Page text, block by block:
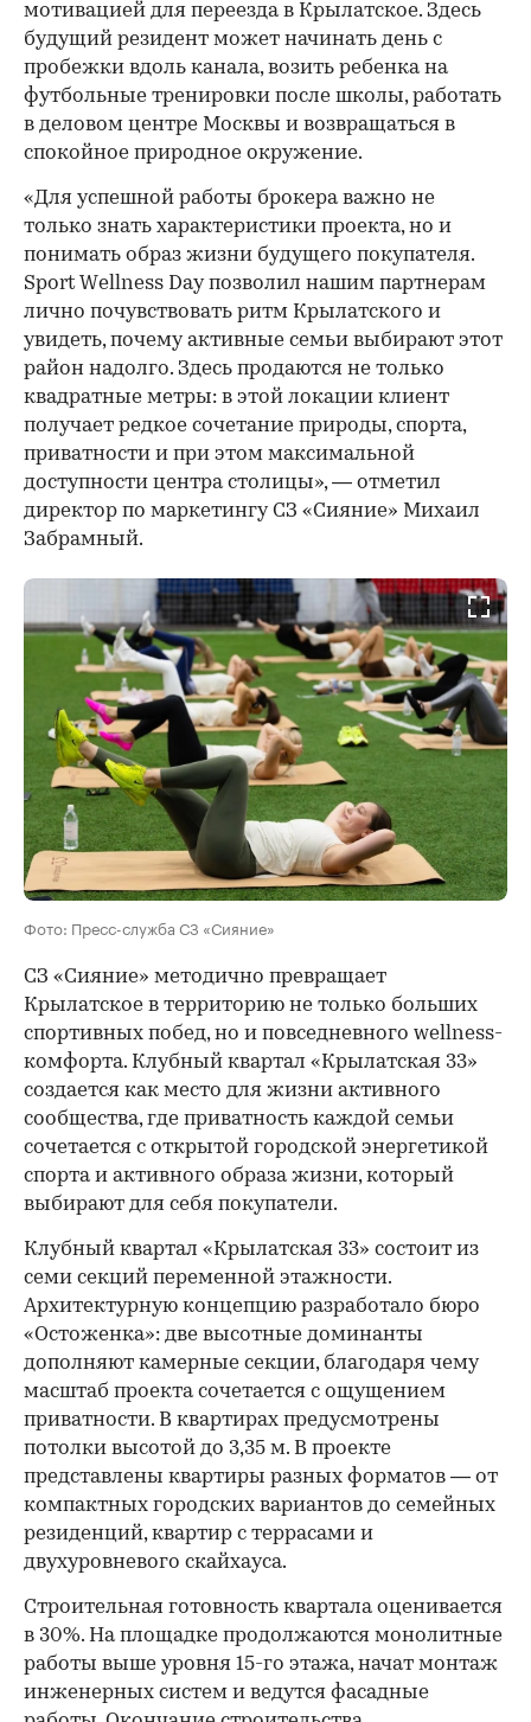
мотивацией для переезда в Крылатское. Здесь
будущий резидент может начинать день с
пробежки вдоль канала, возить ребенка на
футбольные тренировки после школы, работать
в деловом центре Москвы и возвращаться в
спокойное природное окружение.
«Для успешной работы брокера важно не
только знать характеристики проекта, но и
понимать образ жизни будущего покупателя.
Sport Wellness Day позволил нашим партнерам
лично почувствовать ритм Крылатского и
увидеть, почему активные семьи выбирают этот
район надолго. Здесь продаются не только
квадратные метры: в этой локации клиент
получает редкое сочетание природы, спорта,
приватности и при этом максимальной
доступности центра столицы», — отметил
директор по маркетингу СЗ «Сияние» Михаил
Забрамный.
Фото: Пресс-служба СЗ «Сияние»
СЗ «Сияние» методично превращает
Крылатское в территорию не только больших
спортивных побед, но и повседневного wellness-
комфорта. Клубный квартал «Крылатская 33»
создается как место для жизни активного
сообщества, где приватность каждой семьи
сочетается с открытой городской энергетикой
спорта и активного образа жизни, который
выбирают для себя покупатели.
Клубный квартал «Крылатская 33» состоит из
семи секций переменной этажности.
Архитектурную концепцию разработало бюро
«Остоженка»: две высотные доминанты
дополняют камерные секции, благодаря чему
масштаб проекта сочетается с ощущением
приватности. В квартирах предусмотрены
потолки высотой до 3,35 м. В проекте
представлены квартиры разных форматов — от
компактных городских вариантов до семейных
резиденций, квартир с террасами и
двухуровневого скайхауса.
Строительная готовность квартала оценивается
в 30%. На площадке продолжаются монолитные
работы выше уровня 15-го этажа, начат монтаж
инженерных систем и ведутся фасадные